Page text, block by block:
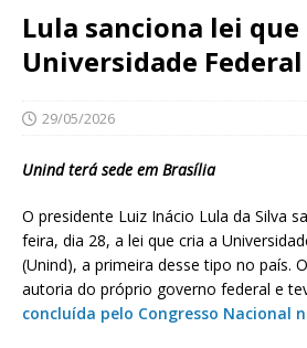
Lula sanciona lei que
Universidade
29/05/2026
Unind terá sede em Brasília
O presidente Luiz Inácio Lula da Silva
feira, dia 28, a lei que cria a
(Unind), a primeira desse tipo no país.
autoria do próprio governo federal e
concluída pelo Congresso Nacional